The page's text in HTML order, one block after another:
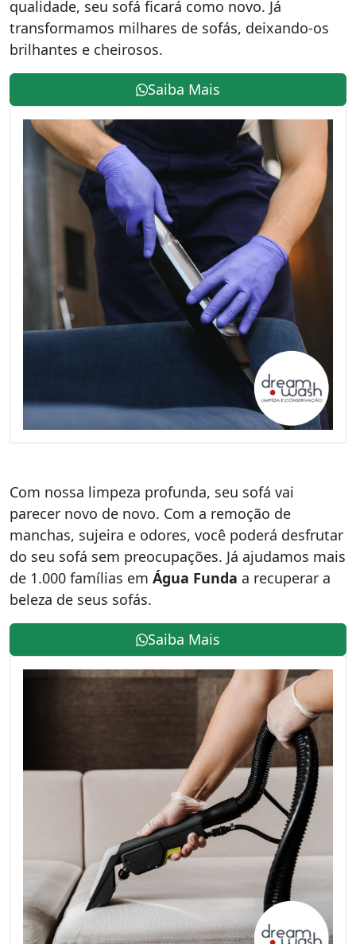
qualidade, seu sofá ficará como novo. Já
transformamos milhares de sofás, deixando-os
brilhantes e cheirosos.
Saiba Mais
Com nossa limpeza profunda, seu sofá vai
parecer novo de novo. Com a remoção de
manchas, sujeira e odores, você poderá desfrutar
do seu sofá sem preocupações. Já ajudamos mais
de 1.000 famílias em Água Funda a recuperar a
beleza de seus sofás.
Saiba Mais